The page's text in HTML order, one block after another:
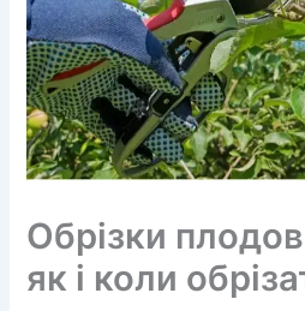
Обрізки
як і коли